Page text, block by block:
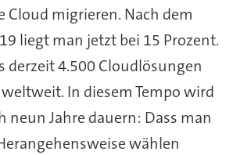
Cloud migrieren. Nach dem
liegt man jetzt bei 15 Prozent.
derzeit 4.500 Cloudlösungen
In diesem Tempo wird
neun Jahre dauern: Dass man
wählen